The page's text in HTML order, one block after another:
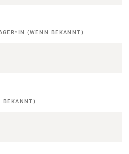
(WENN BEKANNT)
BEKANNT)